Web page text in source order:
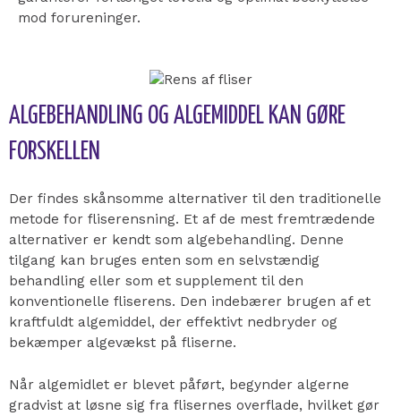
mod forureninger.
ALGEBEHANDLING OG ALGEMIDDEL KAN GØRE
FORSKELLEN
Der findes skånsomme alternativer til den traditionelle
metode for fliserensning. Et af de mest fremtrædende
alternativer er kendt som algebehandling. Denne
tilgang kan bruges enten som en selvstændig
behandling eller som et supplement til den
konventionelle fliserens. Den indebærer brugen af et
kraftfuldt algemiddel, der effektivt nedbryder og
bekæmper algevækst på fliserne.
Når algemidlet er blevet påført, begynder algerne
gradvist at løsne sig fra flisernes overflade, hvilket gør